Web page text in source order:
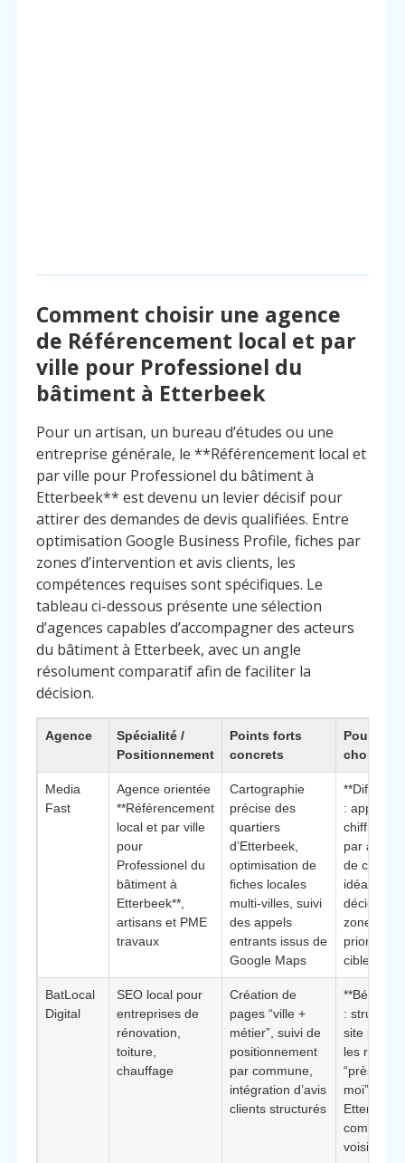
Comment choisir une agence
de Référencement local et par
ville pour Professionel du
bâtiment à Etterbeek
Pour un artisan, un bureau d’études ou une
entreprise générale, le **Référencement local et
par ville pour Professionel du bâtiment à
Etterbeek** est devenu un levier décisif pour
attirer des demandes de devis qualifiées. Entre
optimisation Google Business Profile, fiches par
zones d’intervention et avis clients, les
compétences requises sont spécifiques. Le
tableau ci-dessous présente une sélection
d’agences capables d’accompagner des acteurs
du bâtiment à Etterbeek, avec un angle
résolument comparatif afin de faciliter la
décision.
Agence
Spécialité /
Positionnement
Points forts
concrets
Pourquoi
choisir
Media
Fast
Agence orientée
**Référencement
local et par ville
pour
Professionel du
bâtiment à
Etterbeek**,
artisans et PME
travaux
Cartographie
précise des
quartiers
d’Etterbeek,
optimisation de
fiches locales
multi‑villes, suivi
des appels
entrants issus de
Google Maps
:
chiffrée
par appel,
de
idéale
décider
zones
cibler
BatLocal
Digital
SEO local pour
entreprises de
rénovation,
toiture,
chauffage
Création de
pages “ville +
métier”, suivi de
positionnement
par commune,
intégration d’avis
clients structurés
**Bénéfice
: structure
site pour
les
“près de
moi” sur
Etterbeek
voisines